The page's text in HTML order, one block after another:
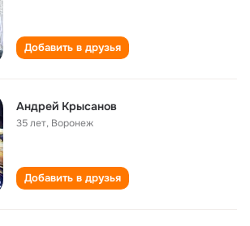
Добавить в друзья
Андрей Крысанов
35 лет, Воронеж
Добавить в друзья